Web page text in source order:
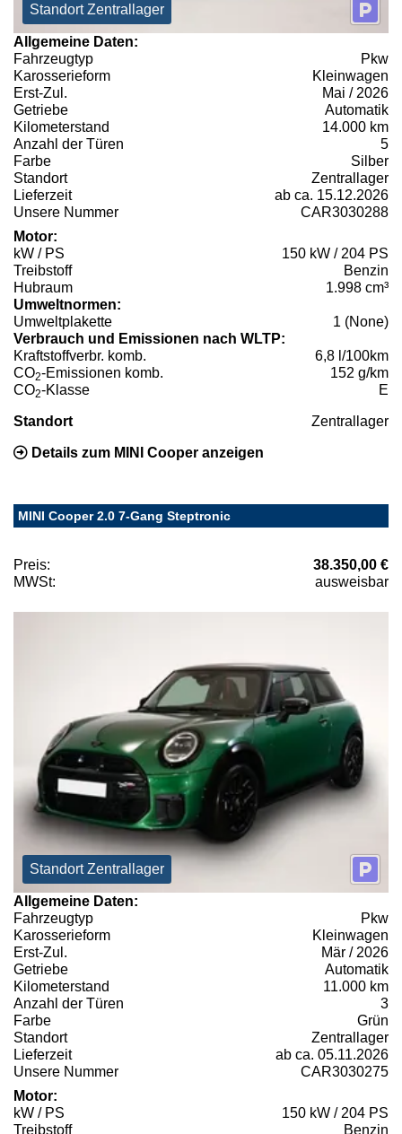
Standort Zentrallager
Allgemeine Daten:
Fahrzeugtyp
Pkw
Karosserieform
Kleinwagen
Erst-Zul.
Mai / 2026
Getriebe
Automatik
Kilometerstand
14.000 km
Anzahl der Türen
5
Farbe
Silber
Standort
Zentrallager
Lieferzeit
ab ca. 15.12.2026
Unsere Nummer
CAR3030288
Motor:
kW / PS
150 kW / 204 PS
Treibstoff
Benzin
Hubraum
1.998 cm³
Umweltnormen:
Umweltplakette
1 (None)
Verbrauch und Emissionen nach WLTP:
Kraftstoffverbr. komb.
6,8 l/100km
CO2-Emissionen komb.
152 g/km
CO2-Klasse E
Standort Zentrallager
Details zum MINI Cooper anzeigen
MINI Cooper 2.0 7-Gang Steptronic
Preis:
38.350,00 €
MWSt:
ausweisbar
Standort Zentrallager
Allgemeine Daten:
Fahrzeugtyp
Pkw
Karosserieform
Kleinwagen
Erst-Zul.
Mär / 2026
Getriebe
Automatik
Kilometerstand
11.000 km
Anzahl der Türen
3
Farbe
Grün
Standort
Zentrallager
Lieferzeit
ab ca. 05.11.2026
Unsere Nummer
CAR3030275
Motor:
kW / PS
150 kW / 204 PS
Treibstoff
Benzin